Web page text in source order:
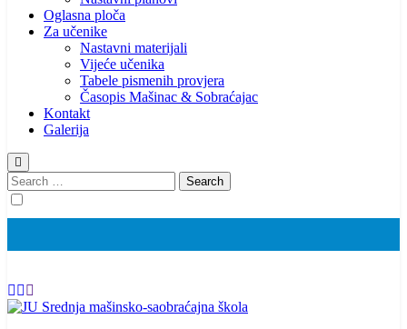
Oglasna ploča
Za učenike
Nastavni materijali
Vijeće učenika
Tabele pismenih provjera
Časopis Mašinac & Sobraćajac
Kontakt
Galerija
Search
for: